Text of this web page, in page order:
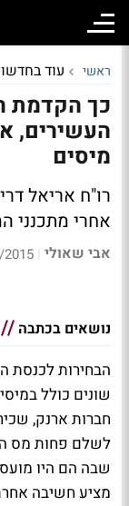
ראשי עוד
כך הקדמת
העשירים,
מיסים
רו"ח אריאל
אחרי מתכנני
אבי שאולי |
18:56
נושאים בכתבה
שונים כולל
חברות ארנק,
לשלם פחות מס
שבה הם היו
מציע חשיבה